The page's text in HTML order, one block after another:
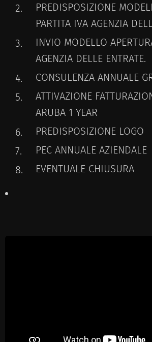
PREDISPOSIZIONE
PARTITA IVA AGENZIA
INVIO MODELLO
AGENZIA DELLE ENTRATE.
CONSULENZA ANNUALE
ATTIVAZIONE
ARUBA 1 YEAR
PREDISPOSIZIONE LOGO
PEC ANNUALE AZIENDALE
EVENTUALE CHIUSURA